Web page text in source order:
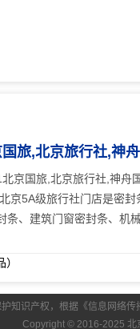
旅,北京旅行社,神
人关注
北京国旅,北京旅行社,神舟
京5A级旅行社门店是密
条、建筑门窗密封条、机
知识产权，根据《信息网络
Copyright © 2016-2025 北